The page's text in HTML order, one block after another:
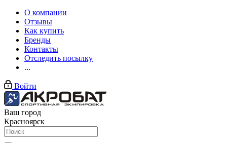
О компании
Отзывы
Как купить
Бренды
Контакты
Отследить посылку
...
Войти
Ваш город
Красноярск